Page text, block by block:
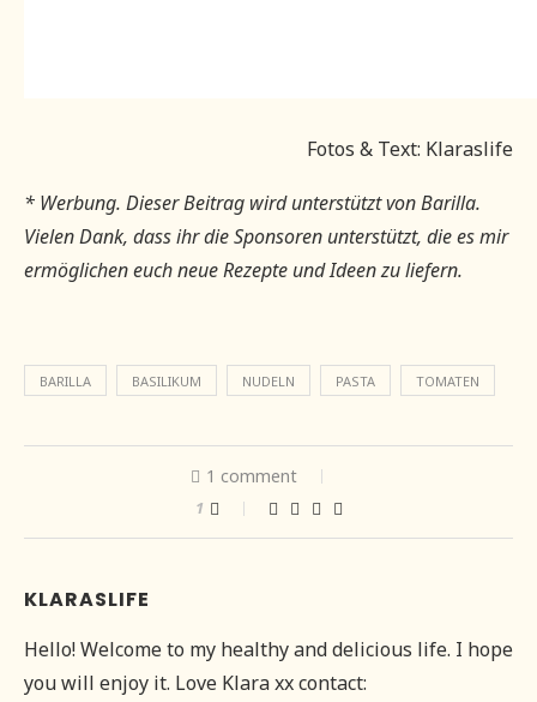
Fotos & Text: Klaraslife
* Werbung. Dieser Beitrag wird unterstützt von Barilla.
Vielen Dank, dass ihr die Sponsoren unterstützt, die es mir
ermöglichen euch neue Rezepte und Ideen zu liefern.
BARILLA BASILIKUM NUDELN PASTA TOMATEN
1 comment
1
KLARASLIFE
Hello! Welcome to my healthy and delicious life. I hope
you will enjoy it. Love Klara xx contact: